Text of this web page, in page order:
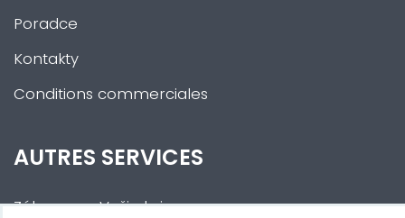
Poradce
Kontakty
Conditions commerciales
AUTRES SERVICES
Zábava na Vaši akci